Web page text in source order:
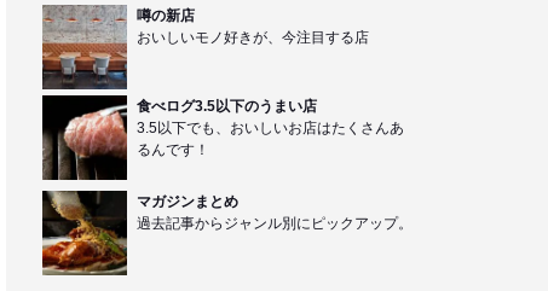
噂の新店
おいしいモノ好きが、今注目する店
食べログ3.5以下のうまい店
3.5以下でも、おいしいお店はたくさんあ
るんです！
マガジンまとめ
過去記事からジャンル別にピックアップ。